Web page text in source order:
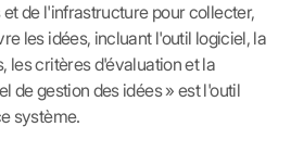
de l'infrastructure pour collecter,
les idées, incluant l'outil logiciel, la
les critères d'évaluation et la
de gestion des idées » est l'outil
système.